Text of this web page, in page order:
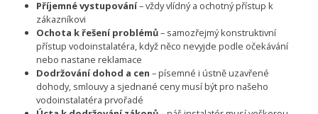
Příjemné vystupování– vždy vlídný a ochotný přístup k
zákazníkovi
Ochota k řešení problémů– samozřejmý konstruktivní
přístup vodoinstalatéra, když něco nevyjde podle očekávání
nebo nastane reklamace
Dodržování dohod a cen – písemné i ústně uzavřené
dohody, smlouvy a sjednané ceny musí být pro našeho
vodoinstalatéra prvořadé